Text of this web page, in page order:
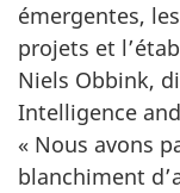
émergentes,
projets et
Niels Obbink,
Intelligence
« Nous avons
blanchiment